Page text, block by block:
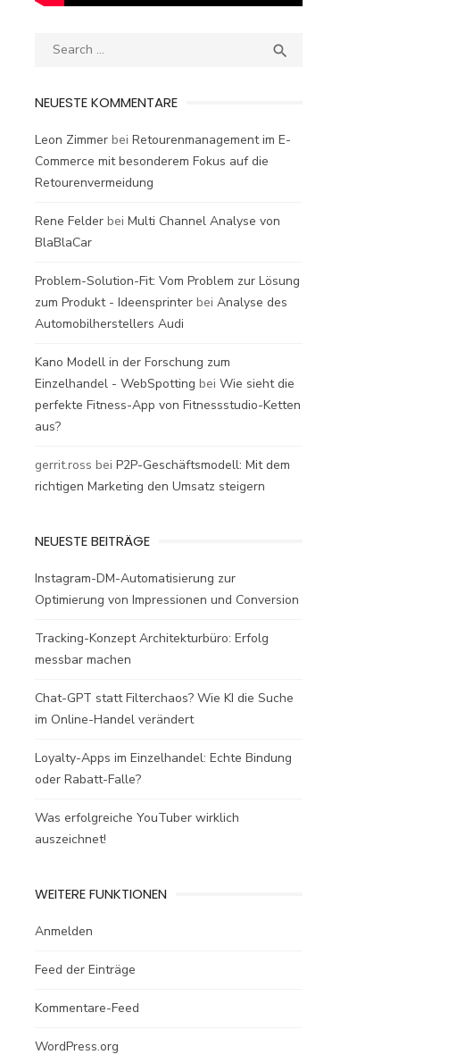
Search

NEUESTE KOMMENTARE
Leon Zimmer bei Retourenmanagement im E-
Commerce mit besonderem Fokus auf die
Retourenvermeidung
Rene Felder bei Multi Channel Analyse von
BlaBlaCar
Problem-Solution-Fit: Vom Problem zur Lösung
zum Produkt - Ideensprinter bei Analyse des
Automobilherstellers Audi
Kano Modell in der Forschung zum
Einzelhandel - WebSpotting bei Wie sieht die
perfekte Fitness-App von Fitnessstudio-Ketten
aus?
gerrit.ross bei P2P-Geschäftsmodell: Mit dem
richtigen Marketing den Umsatz steigern
NEUESTE BEITRÄGE
Instagram-DM-Automatisierung zur
Optimierung von Impressionen und Conversion
Tracking-Konzept Architekturbüro: Erfolg
messbar machen
Chat-GPT statt Filterchaos? Wie KI die Suche
im Online-Handel verändert
Loyalty-Apps im Einzelhandel: Echte Bindung
oder Rabatt-Falle?
Was erfolgreiche YouTuber wirklich
auszeichnet!
WEITERE FUNKTIONEN
Anmelden
Feed der Einträge
Kommentare-Feed
WordPress.org